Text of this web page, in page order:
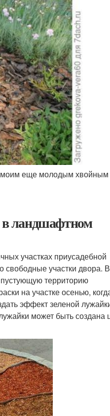
моим еще молодым хвойным
в ландшафтном
участках приусадебной
свободные участки двора. В
территорию
на участке осенью,
эффект зеленой
может быть создана